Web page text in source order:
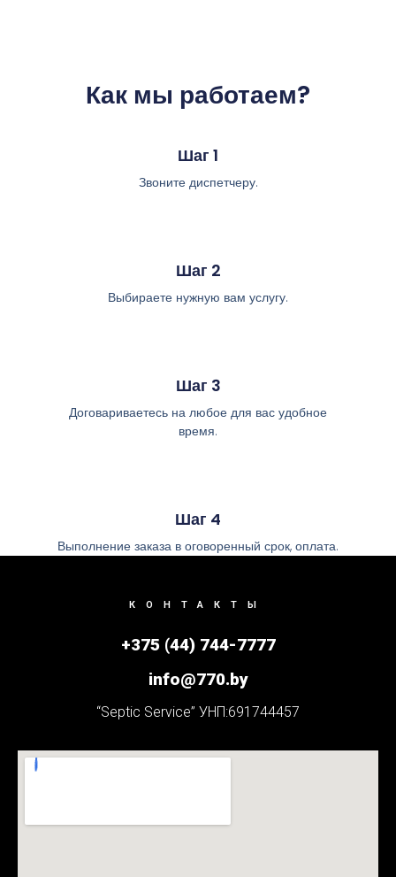
Как мы работаем?
Шаг 1
Звоните диспетчеру.
Шаг 2
Выбираете нужную вам услугу.
Шаг 3
Договариваетесь на любое для вас удобное
время.
Шаг 4
Выполнение заказа в оговоренный срок, оплата.
КОНТАКТЫ
+375 (44) 744-7777
info@770.by
“Septic Service” УНП:691744457